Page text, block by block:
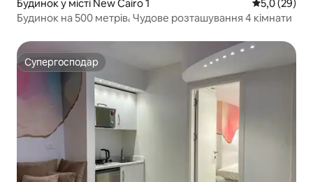
Будинок у місті New Cairo 1 Середня
5,0 (29)
Будинок на 500 метрів، Чудове розташування 4 кімнати
Супергосподар
Супергосподар